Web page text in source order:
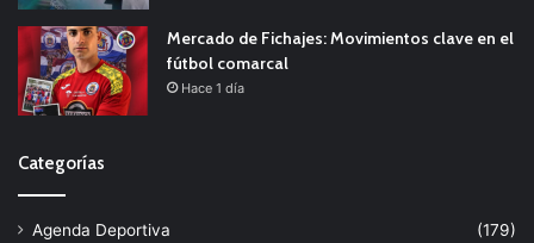
Mercado de Fichajes: Movimientos clave en el
fútbol comarcal
Hace 1 día
Categorías
Agenda Deportiva
(179)